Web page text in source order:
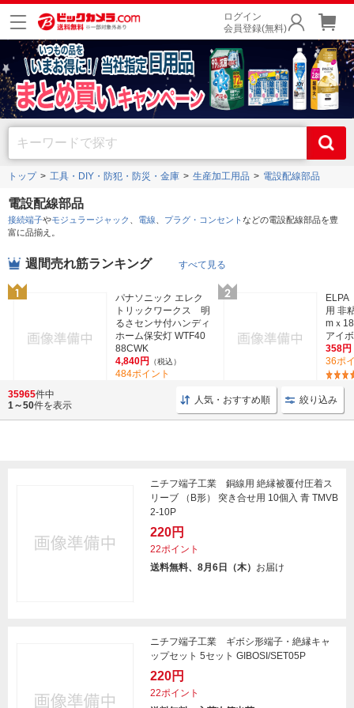
ログイン
会員登録(無料)
トップ 工具・DIY・防犯・防災・金庫 生産加工用品 電設配線部品
電設配線部品
接続端子やモジュラージャック 電線 プラグ・コンセントなどの電設配線部品を豊
富に品揃え。
週間売れ筋ランキング すべて見る
パナソニック エレク
トリックワークス 明
るさセンサ付ハンディ
ホーム保安灯 WTF40
88CWK
4,840円
（税込）
484ポイント
用 非
mｘ
アイ
358円
36ポ
35965件中
1～50件を表示 人気・おすすめ順 絞り込み
ニチフ端子工業 銅線用 絶縁被覆付圧着ス
リーブ （B形） 突き合せ用 10個入 青 TMVB
2-10P
220円
22ポイント
送料無料、8月6日（木） お届け
ニチフ端子工業 ギボシ形端子・絶縁キャ
ップセット 5セット GIBOSI/SET05P
220円
22ポイント